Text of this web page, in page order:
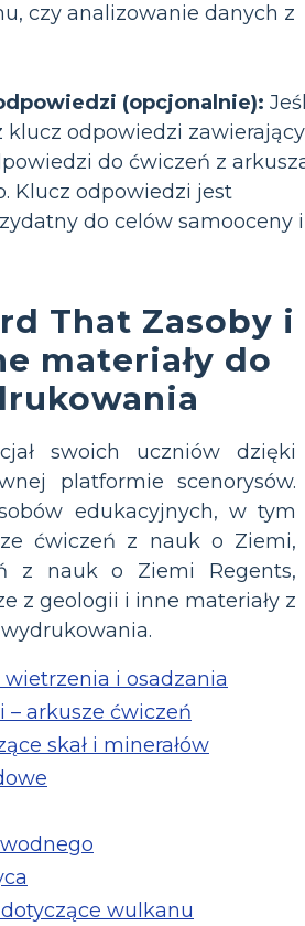
czy analizowanie danych z
(opcjonalnie):
klucz odpowiedzi zawierający
do ćwiczeń z
Klucz odpowiedzi jest
do celów samooceny i
That Zasoby i
materiały do
swoich uczniów dzięki
platformie scenorysów.
edukacyjnych, w tym
ćwiczeń z nauk o Ziemi,
z nauk o Ziemi Regents,
z geologii i inne materiały z
i osadzania
– arkusze ćwiczeń
skał i minerałów
wulkanu